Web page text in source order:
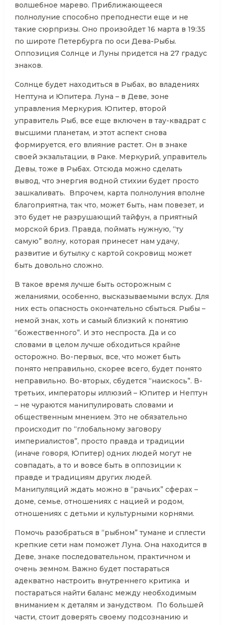
волшебное марево. Приближающееся
полнолуние способно преподнести еще и не
такие сюрпризы. Оно произойдет 16 марта в 19:35
по широте Петербурга по оси Дева-Рыбы.
Оппозиция Солнце и Луны придется на 27 градус
знаков.
Солнце будет находиться в Рыбах, во владениях
Нептуна и Юпитера. Луна – в Деве, зоне
управления Меркурия. Юпитер, второй
управитель Рыб, все еще включен в тау-квадрат с
высшими планетам, и этот аспект снова
формируется, его влияние растет. Он в знаке
своей экзальтации, в Раке. Меркурий, управитель
Девы, тоже в Рыбах. Отсюда можно сделать
вывод, что энергия водной стихии будет просто
зашкаливать. Впрочем, карта полнолуния вполне
благоприятна, так что, может быть, нам повезет, и
это будет не разрушающий тайфун, а приятный
морской бриз. Правда, поймать нужную, “ту
самую” волну, которая принесет нам удачу,
развитие и бутылку с картой сокровищ может
быть довольно сложно.
В такое время лучше быть осторожным с
желаниями, особенно, высказываемыми вслух. Для
них есть опасность окончательно сбыться. Рыбы –
немой знак, хоть и самый близкий к понятию
“божественного”. И это неспроста. Да и со
словами в целом лучше обходиться крайне
осторожно. Во-первых, все, что может быть
понято неправильно, скорее всего, будет понято
неправильно. Во-вторых, сбудется “наискось”. В-
третьих, императоры иллюзий – Юпитер и Нептун
– не чураются манипулировать словами и
общественным мнением. Это не обязательно
происходит по “глобальному заговору
империалистов”, просто правда и традиции
(иначе говоря, Юпитер) одних людей могут не
совпадать, а то и вовсе быть в оппозиции к
правде и традициям других людей.
Манипуляций ждать можно в “рачьих” сферах –
доме, семье, отношениях с нацией и родом,
отношениях с детьми и культурными корнями.
Помочь разобраться в “рыбном” тумане и сплести
крепкие сети нам поможет Луна. Она находится в
Деве, знаке последовательном, практичном и
очень земном. Важно будет постараться
адекватно настроить внутреннего критика и
постараться найти баланс между необходимым
вниманием к деталям и занудством. По большей
части, стоит доверять своему подсознанию и